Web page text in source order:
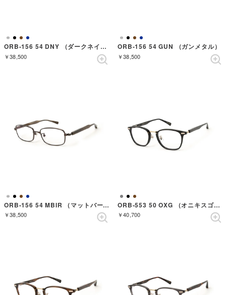
ORB-156 54 DNY （ダークネイビー）
￥38,500
ORB-156 54 GUN （ガンメタル）
￥38,500
ORB-156 54 MBIR （マットバーチ）
￥38,500
ORB-553 50 OXG （オニキスゴールド）
￥40,700